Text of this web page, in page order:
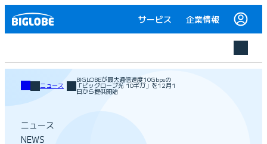
サービス 企業情報
ニュース
BIGLOBEが最大通信速度10Gbpsの
「ビッグローブ光 10ギガ」を12月1
日から提供開始
ニュース
NEWS